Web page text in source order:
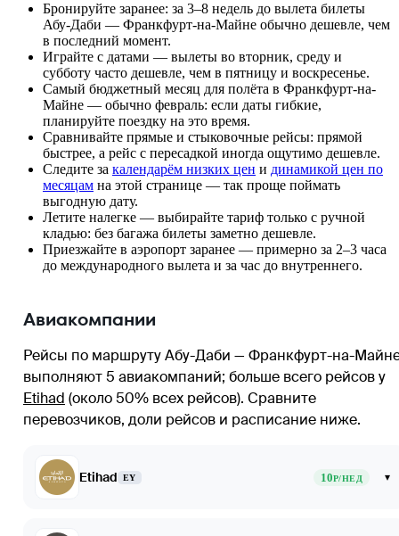
Бронируйте заранее: за 3–8 недель до вылета билеты
Абу-Даби — Франкфурт-на-Майне обычно дешевле, чем
в последний момент.
Играйте с датами — вылеты во вторник, среду и
субботу часто дешевле, чем в пятницу и воскресенье.
Самый бюджетный месяц для полёта в Франкфурт-на-
Майне — обычно февраль: если даты гибкие,
планируйте поездку на это время.
Сравнивайте прямые и стыковочные рейсы: прямой
быстрее, а рейс с пересадкой иногда ощутимо дешевле.
Следите за календарём низких цен и динамикой цен по
месяцам на этой странице — так проще поймать
выгодную дату.
Летите налегке — выбирайте тариф только с ручной
кладью: без багажа билеты заметно дешевле.
Приезжайте в аэропорт заранее — примерно за 2–3 часа
до международного вылета и за час до внутреннего.
Авиакомпании
Рейсы по маршруту Абу-Даби — Франкфурт-на-
выполняют 5 авиакомпаний; больше всего рейсов у
Etihad (около 50% всех рейсов). Сравните
перевозчиков, доли рейсов и расписание ниже.
Etihad EY 10Р/НЕД ▾